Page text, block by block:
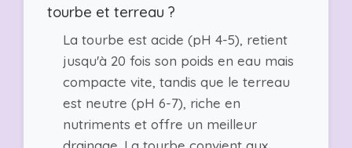
tourbe et terreau ?
La tourbe est acide (pH 4-5), retient
jusqu'à 20 fois son poids en eau mais
compacte vite, tandis que le terreau
est neutre (pH 6-7), riche en
nutriments et offre un meilleur